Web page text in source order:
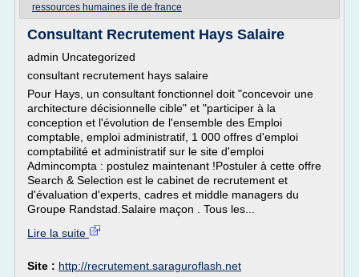
ressources humaines ile de france
Consultant Recrutement Hays Salaire
admin Uncategorized
consultant recrutement hays salaire
Pour Hays, un consultant fonctionnel doit "concevoir une
architecture décisionnelle cible" et "participer à la
conception et l'évolution de l'ensemble des Emploi
comptable, emploi administratif, 1 000 offres d'emploi
comptabilité et administratif sur le site d'emploi
Admincompta : postulez maintenant !Postuler à cette offre
Search & Selection est le cabinet de recrutement et
d'évaluation d'experts, cadres et middle managers du
Groupe Randstad.Salaire maçon . Tous les...
Lire la suite
Site : http://recrutement.saraguroflash.net